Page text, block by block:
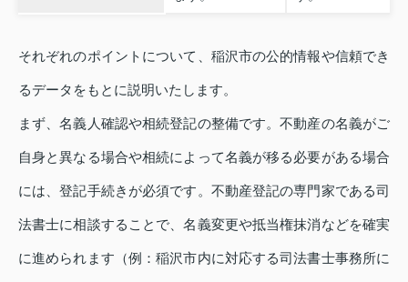
それぞれのポイントについて、稲沢市の公的情報や信頼でき
るデータをもとに説明いたします。
まず、名義人確認や相続登記の整備です。不動産の名義がご
自身と異なる場合や相続によって名義が移る必要がある場合
には、登記手続きが必須です。不動産登記の専門家である司
法書士に相談することで、名義変更や抵当権抹消などを確実
に進められます（例：稲沢市内に対応する司法書士事務所に